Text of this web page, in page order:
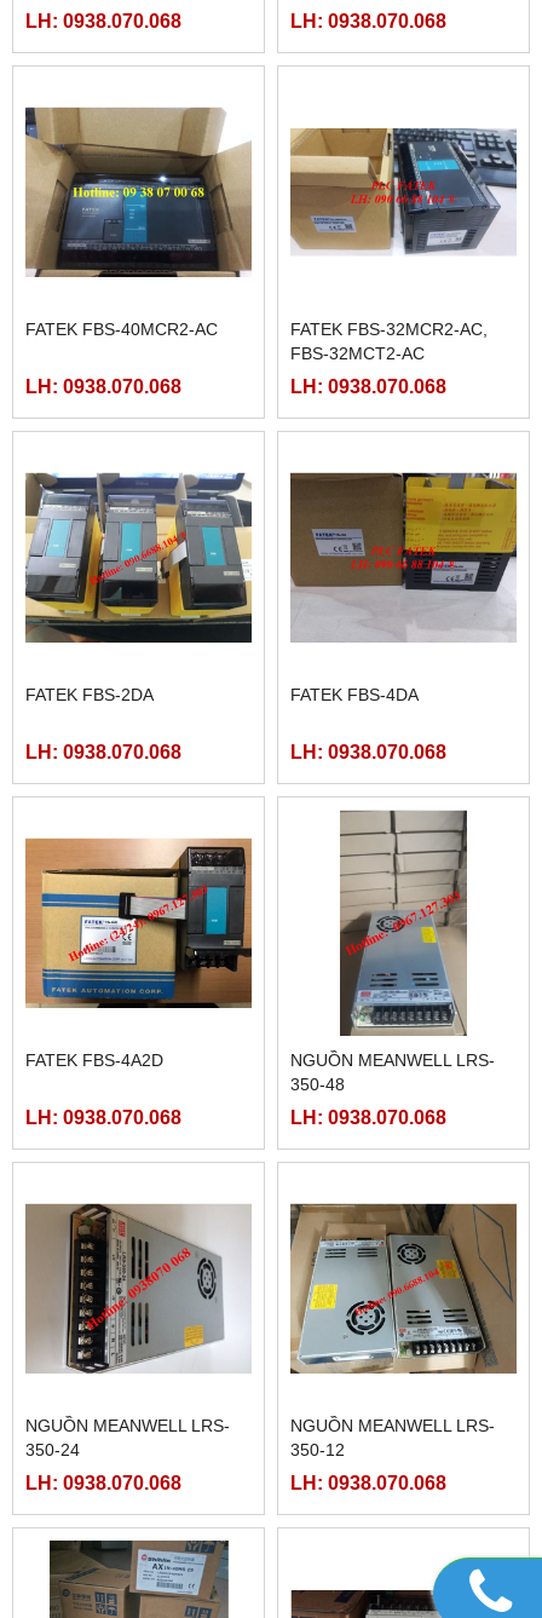
LH: 0938.070.068 LH: 0938.070.068
FATEK FBS-40MCR2-AC
LH: 0938.070.068
FATEK FBS-32MCR2-AC,
FBS-32MCT2-AC
LH: 0938.070.068
FATEK FBS-2DA
LH: 0938.070.068
FATEK FBS-4DA
LH: 0938.070.068
FATEK FBS-4A2D
LH: 0938.070.068
NGUỒN MEANWELL LRS-
350-48
LH: 0938.070.068
NGUỒN MEANWELL LRS-
350-24
LH: 0938.070.068
NGUỒN MEANWELL LRS-
350-12
LH: 0938.070.068